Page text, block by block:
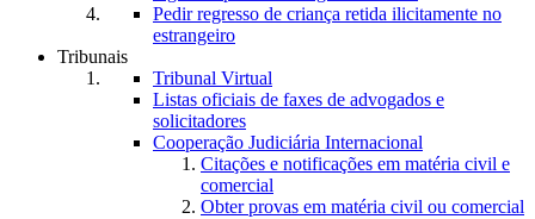
Pedir regresso de criança retida ilicitamente no
estrangeiro
Tribunais
Tribunal Virtual
Listas oficiais de faxes de advogados e
solicitadores
Cooperação Judiciária Internacional
Citações e notificações em matéria civil e
comercial
Obter provas em matéria civil ou comercial